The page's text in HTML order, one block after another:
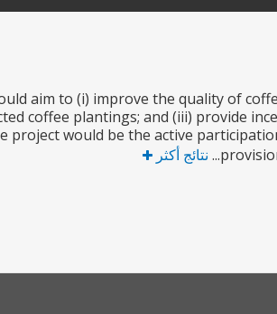
aim to (i) improve the quality of
coffee plantings; and (iii) provide
project would be the active
نتائج أكثر